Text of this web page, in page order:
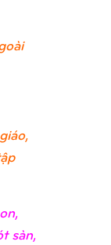
sàn,